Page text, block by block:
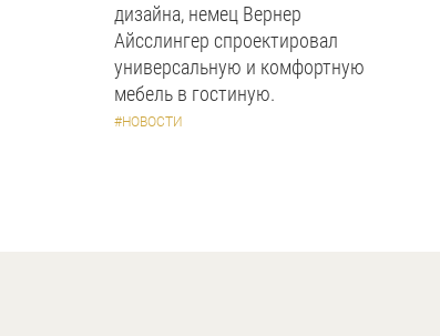
дизайна, немец Вернер
Айсслингер спроектировал
универсальную и комфортную
мебель в гостиную.
#НОВОСТИ